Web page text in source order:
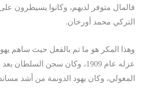
فالمال متوفر لديهم، وكانوا يسيطرون
التركي محمد أورخان.
المغولي، وكان يهود الدونمة من أشد